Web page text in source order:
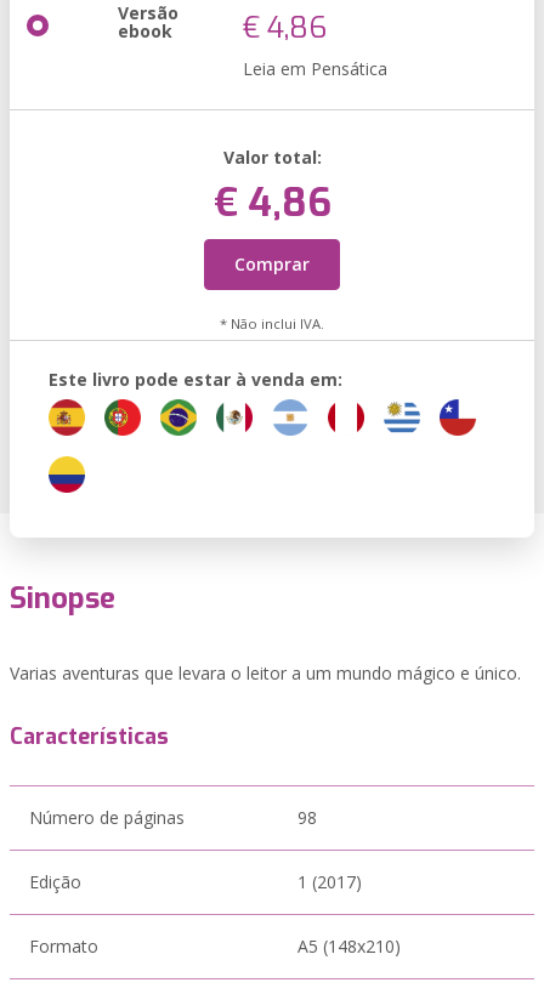
Versão
ebook € 4,86
Leia em Pensática
Valor total:
€ 4,86
Comprar
* Não inclui IVA.
Este livro pode estar à venda em:
Sinopse
Varias aventuras que levara o leitor a um mundo mágico e único.
Características
Número de páginas 98
Edição 1 (2017)
Formato A5 (148x210)